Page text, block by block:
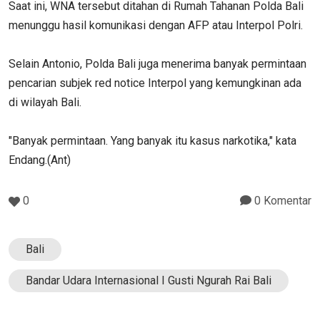
Saat ini, WNA tersebut ditahan di Rumah Tahanan Polda Bali
menunggu hasil komunikasi dengan AFP atau Interpol Polri.
Selain Antonio, Polda Bali juga menerima banyak permintaan
pencarian subjek red notice Interpol yang kemungkinan ada
di wilayah Bali.
"Banyak permintaan. Yang banyak itu kasus narkotika," kata
Endang.(Ant)
0 0 Komentar
Bali
Bandar Udara Internasional I Gusti Ngurah Rai Bali